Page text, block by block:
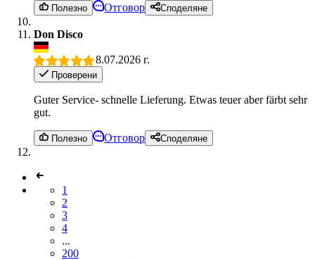
Полезно Отговор Споделяне
Don Disco
8.07.2026 г.
Проверени
Guter Service- schnelle Lieferung. Etwas teuer aber färbt sehr
gut.
Полезно Отговор Споделяне
1
2
3
4
...
200